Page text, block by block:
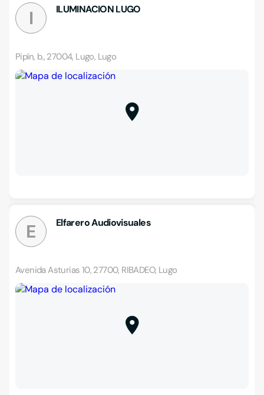
I ILUMINACION LUGO
Pipín, b., 27004, Lugo, Lugo
E Elfarero Audiovisuales
Avenida Asturias 10, 27700, RIBADEO, Lugo